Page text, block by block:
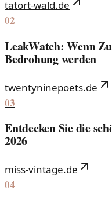
tatort-wald.de
02
LeakWatch: Wenn
Bedrohung werden
twentyninepoets.de
03
Entdecken Sie die
2026
miss-vintage.de
04